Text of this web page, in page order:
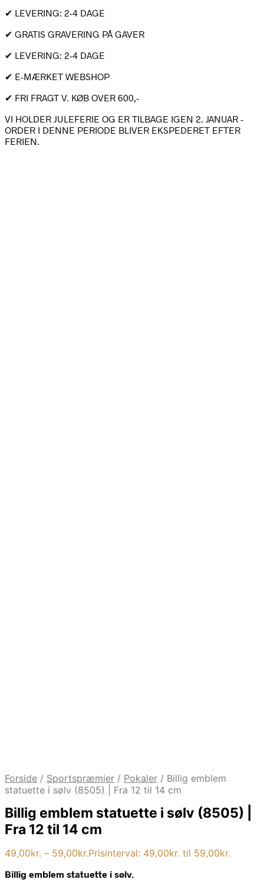
✔ LEVERING: 2-4 DAGE
✔ GRATIS GRAVERING PÅ GAVER
✔ LEVERING: 2-4 DAGE
✔ E-MÆRKET WEBSHOP
✔ FRI FRAGT V. KØB OVER 600,-
VI HOLDER JULEFERIE OG ER TILBAGE IGEN 2. JANUAR -
ORDER I DENNE PERIODE BLIVER EKSPEDERET EFTER
FERIEN.
Forside / Sportspræmier / Pokaler / Billig emblem
statuette i sølv (8505) | Fra 12 til 14 cm
Billig emblem statuette i sølv (8505) |
Fra 12 til 14 cm
49,00kr. – 59,00kr.Prisinterval: 49,00kr. til 59,00kr.
Billig emblem statuette i sølv.